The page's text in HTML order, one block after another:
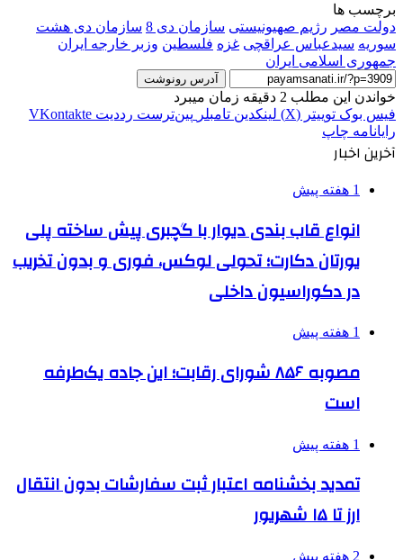
برچسب ها
دولت مصر رژیم صهیونیستی سازمان دی 8
سازمان دی هشت
سوریه سيدعباس عراقچی غزه فلسطين وزبر خارجه ایران
جمهوری اسلامی ایران
آدرس رونوشت
خواندن این مطلب 2 دقیقه زمان میبرد
فیس بوک توییتر (X) لینکدین ‫تامبلر ‫پین‌ترست ‫رددیت ‫VKontakte
رایانامه چاپ
آخرین اخبار
1 هفته پیش
انواع قاب بندی دیوار با گچبری پیش ساخته پلی
یورتان دکارت؛ تحولی لوکس، فوری و بدون تخریب
در دکوراسیون داخلی
1 هفته پیش
مصوبه ۸۵۶ شورای رقابت؛ این جاده یک‌طرفه
است
1 هفته پیش
تمدید بخشنامه اعتبار ثبت سفارشات بدون انتقال
ارز تا ۱۵ شهریور
2 هفته پیش